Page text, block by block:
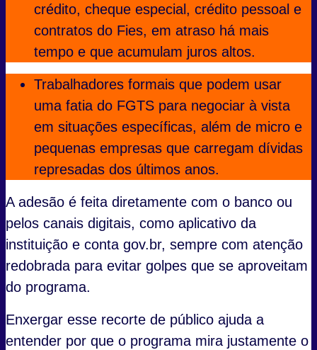
crédito, cheque especial, crédito pessoal e
contratos do Fies, em atraso há mais
tempo e que acumulam juros altos.
Trabalhadores formais que podem usar
uma fatia do FGTS para negociar à vista
em situações específicas, além de micro e
pequenas empresas que carregam dívidas
represadas dos últimos anos.
A adesão é feita diretamente com o banco ou
pelos canais digitais, como aplicativo da
instituição e conta gov.br, sempre com atenção
redobrada para evitar golpes que se aproveitam
do programa.
Enxergar esse recorte de público ajuda a
entender por que o programa mira justamente o